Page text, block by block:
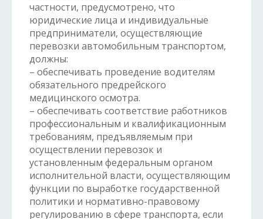
частности, предусмотрено, что
юридические лица и индивидуальные
предприниматели, осуществляющие
перевозки автомобильным транспортом,
должны:
– обеспечивать проведение водителям
обязательного предрейского
медицинского осмотра.
– обеспечивать соответствие работников
профессиональным и квалификационным
требованиям, предъявляемым при
осуществлении перевозок и
установленным федеральным органом
исполнительной власти, осуществляющим
функции по выработке государственной
политики и нормативно-правовому
регулированию в сфере транспорта, если